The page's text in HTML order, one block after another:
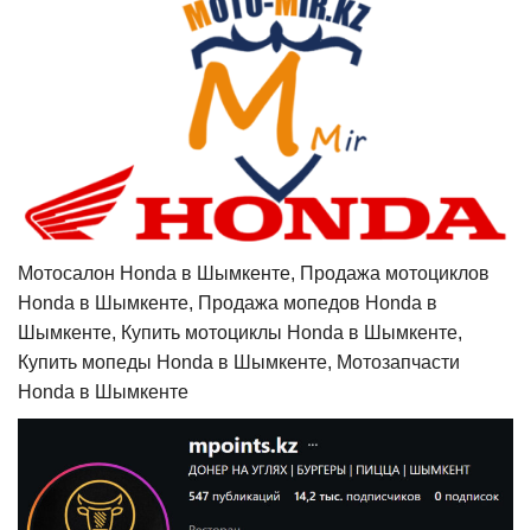
Мотосалон Honda в Шымкенте, Продажа мотоциклов
Honda в Шымкенте, Продажа мопедов Honda в
Шымкенте, Купить мотоциклы Honda в Шымкенте,
Купить мопеды Honda в Шымкенте, Мотозапчасти
Honda в Шымкенте